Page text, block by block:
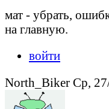
мат - убрать,
на главную.
войти
North_Biker Ср,